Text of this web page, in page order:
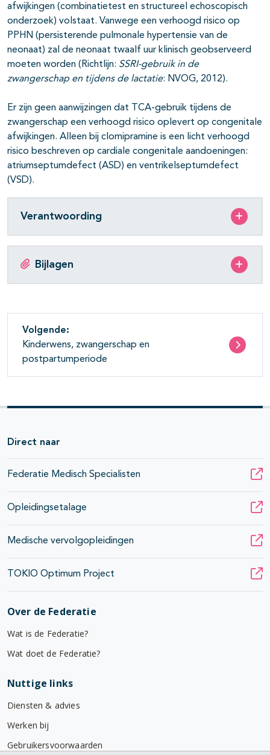
afwijkingen (combinatietest en structureel echoscopisch
onderzoek) volstaat. Vanwege een verhoogd risico op
PPHN (persisterende pulmonale hypertensie van de
neonaat) zal de neonaat twaalf uur klinisch geobserveerd
moeten worden (Richtlijn: SSRI-gebruik in de
zwangerschap en tijdens de lactatie: NVOG, 2012).
Er zijn geen aanwijzingen dat TCA-gebruik tijdens de
zwangerschap een verhoogd risico oplevert op congenitale
afwijkingen. Alleen bij clomipramine is een licht verhoogd
risico beschreven op cardiale congenitale aandoeningen:
atriumseptumdefect (ASD) en ventrikelseptumdefect
(VSD).
Verantwoording
Bijlagen
Volgende:
Kinderwens, zwangerschap en
postpartumperiode
Direct naar
Federatie Medisch Specialisten
Opleidingsetalage
Medische vervolgopleidingen
TOKIO Optimum Project
Over de Federatie
Wat is de Federatie?
Wat doet de Federatie?
Nuttige links
Diensten & advies
Werken bij
Gebruikersvoorwaarden